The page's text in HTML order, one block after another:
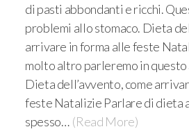
di pasti abbondanti e ricchi.
problemi allo stomaco. Dieta
arrivare in forma alle feste
molto altro parleremo in
Dieta dell’avvento, come
feste Natalizie Parlare di dieta
spesso… (Read More)